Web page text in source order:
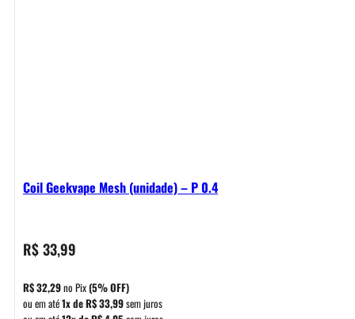
Coil Geekvape Mesh (unidade) – P 0.4
R$33,99
R$32,29no Pix(5% OFF)
ou em até1x deR$33,99sem juros